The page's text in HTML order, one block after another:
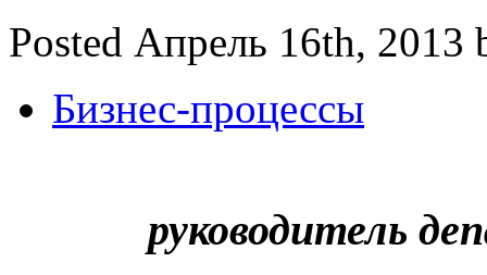
Posted Апрель 16th, 2013
Бизнес-процессы
руководитель